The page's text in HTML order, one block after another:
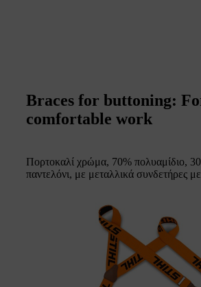
Braces for buttoning:
comfortable work
Πορτοκαλί χρώμα, 70% πολυαμίδιο,
παντελόνι, με μεταλλικά συνδετήρες